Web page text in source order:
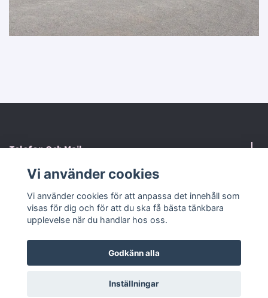
Telefon Och Mail
Kontaktformulär
Sociala medier
© 2026 RosaHuset ButikenPowered by Quickbutik
Vi använder cookies
Vi använder cookies för att anpassa det innehåll som
visas för dig och för att du ska få bästa tänkbara
upplevelse när du handlar hos oss.
Godkänn alla
Inställningar